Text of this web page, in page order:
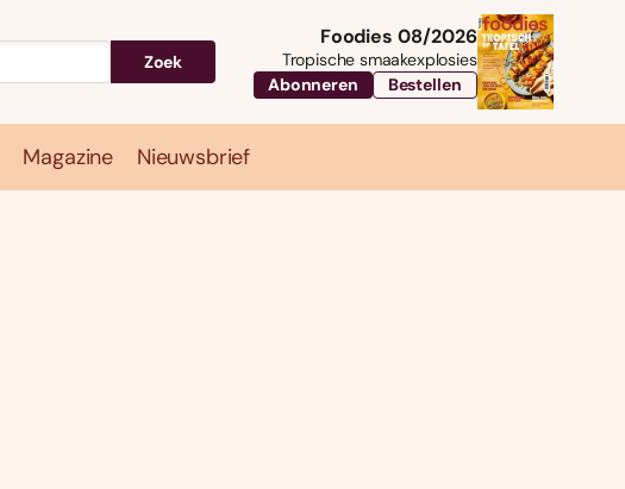
Zoek
Foodies 08/2026
Tropische smaakexplosies
Abonneren
Bestellen
Magazine Nieuwsbrief